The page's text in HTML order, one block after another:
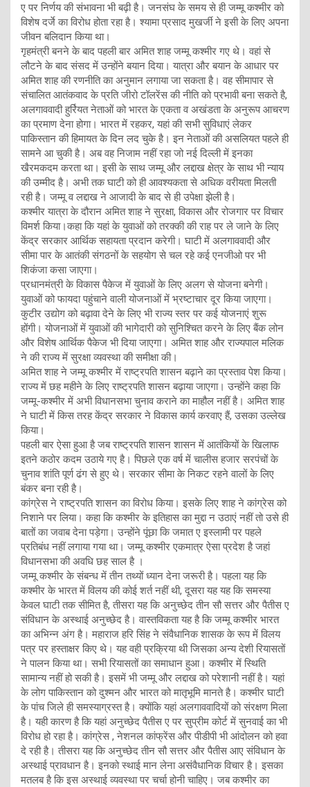
ए पर निर्णय की संभावना भी बढ़ी है। जनसंघ के समय से ही जम्मू कश्मीर को
विशेष दर्जे का विरोध होता रहा है। श्यामा प्रसाद मुखर्जी ने इसी के लिए अपना
जीवन बलिदान किया था।
गृहमंत्री बनने के बाद पहली बार अमित शाह जम्मू कश्मीर गए थे। वहां से
लौटने के बाद संसद में उन्होंने बयान दिया। यात्रा और बयान के आधार पर
अमित शाह की रणनीति का अनुमान लगाया जा सकता है। वह सीमापार से
संचालित आतंकवाद के प्रति जीरो टॉलरेंस की नीति को प्रभावी बना सकते है,
अलगाववादी हुर्रियत नेताओं को भारत के एकता व अखंडता के अनुरूप आचरण
का प्रमाण देना होगा। भारत में रहकर, यहां की सभी सुविधाएं लेकर
पाकिस्तान की हिमायत के दिन लद चुके है। इन नेताओं की असलियत पहले ही
सामने आ चुकी है। अब वह निजाम नहीं रहा जो नई दिल्ली में इनका
खैरमकदम करता था। इसी के साथ जम्मू और लद्दाख क्षेत्र के साथ भी न्याय
की उम्मीद है। अभी तक घाटी को ही आवश्यकता से अधिक वरीयता मिलती
रही है। जम्मू व लद्दाख ने आजादी के बाद से ही उपेक्षा झेली है।
कश्मीर यात्रा के दौरान अमित शाह ने सुरक्षा, विकास और रोजगार पर विचार
विमर्श किया।कहा कि यहां के युवाओं को तरक्की की राह पर ले जाने के लिए
केंद्र सरकार आर्थिक सहायता प्रदान करेगी। घाटी में अलगाववादी और
सीमा पार के आतंकी संगठनों के सहयोग से चल रहे कई एनजीओ पर भी
शिकंजा कसा जाएगा।
प्रधानमंत्री के विकास पैकेज में युवाओं के लिए अलग से योजना बनेगी।
युवाओं को फायदा पहुंचाने वाली योजनाओं में भ्रष्टाचार दूर किया जाएगा।
कुटीर उद्योग को बढ़ावा देने के लिए भी राज्य स्तर पर कई योजनाएं शुरू
होंगी। योजनाओं में युवाओं की भागेदारी को सुनिश्चित करने के लिए बैंक लोन
और विशेष आर्थिक पैकेज भी दिया जाएगा। अमित शाह और राज्यपाल मलिक
ने की राज्य में सुरक्षा व्यवस्था की समीक्षा की।
अमित शाह ने जम्मू कश्मीर में राष्ट्रपति शासन बढ़ाने का प्रस्ताव पेश किया।
राज्य में छह महीने के लिए राष्ट्रपति शासन बढ़ाया जाएगा। उन्होंने कहा कि
जम्मू-कश्मीर में अभी विधानसभा चुनाव कराने का माहौल नहीं है। अमित शाह
ने घाटी में किस तरह केंद्र सरकार ने विकास कार्य करवाए हैं, उसका उल्लेख
किया।
पहली बार ऐसा हुआ है जब राष्ट्रपति शासन शासन में आतंकियों के खिलाफ
इतने कठोर कदम उठाये गए है। पिछले एक वर्ष में चालीस हजार सरपंचों के
चुनाव शांति पूर्ण ढंग से हुए थे। सरकार सीमा के निकट रहने वालों के लिए
बंकर बना रही है।
कांग्रेस ने राष्ट्रपति शासन का विरोध किया। इसके लिए शाह ने कांग्रेस को
निशाने पर लिया। कहा कि कश्मीर के इतिहास का मुद्दा न उठाएं नहीं तो उसे ही
बातों का जवाब देना पड़ेगा। उन्होंने पूंछा कि जमात ए इस्लामी पर पहले
प्रतिबंध नहीं लगाया गया था। जम्मू कश्मीर एकमात्र ऐसा प्रदेश है जहां
विधानसभा की अवधि छह साल है ।
जम्मू कश्मीर के संबन्ध में तीन तथ्यों ध्यान देना जरूरी है। पहला यह कि
कश्मीर के भारत में विलय की कोई शर्त नहीं थी, दूसरा यह यह कि समस्या
केवल घाटी तक सीमित है, तीसरा यह कि अनुच्छेद तीन सौ सत्तर और पैतीस ए
संविधान के अस्थाई अनुच्छेद है। वास्तविकता यह है कि जम्मू कश्मीर भारत
का अभिन्न अंग है। महाराज हरि सिंह ने संवैधानिक शासक के रूप में विलय
पत्र पर हस्ताक्षर किए थे। यह वही प्रक्रिया थी जिसका अन्य देशी रियासतों
ने पालन किया था। सभी रियासतों का समाधान हुआ। कश्मीर में स्थिति
सामान्य नहीं हो सकी है। इसमें भी जम्मू और लद्दाख को परेशानी नहीं है। यहां
के लोग पाकिस्तान को दुश्मन और भारत को मातृभूमि मानते है। कश्मीर घाटी
के पांच जिले ही समस्याग्रस्त है। क्योंकि यहां अलगाववादियों को संरक्षण मिला
है। यही कारण है कि यहां अनुच्छेद पैतीस ए पर सुप्रीम कोर्ट में सुनवाई का भी
विरोध हो रहा है। कांग्रेस , नेशनल कांफ्रेंस और पीडीपी भी आंदोलन को हवा
दे रही है। तीसरा यह कि अनुच्छेद तीन सौ सत्तर और पैतीस आए संविधान के
अस्थाई प्रावधान है। इनको स्थाई मान लेना असंवैधानिक विचार है। इसका
मतलब है कि इस अस्थाई व्यवस्था पर चर्चा होनी चाहिए। जब कश्मीर का